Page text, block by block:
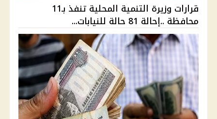
قرارات وزيرة التنمية المحلية تنفذ بـ11
محافظة ..إحالة 81 حالة للنيابات...